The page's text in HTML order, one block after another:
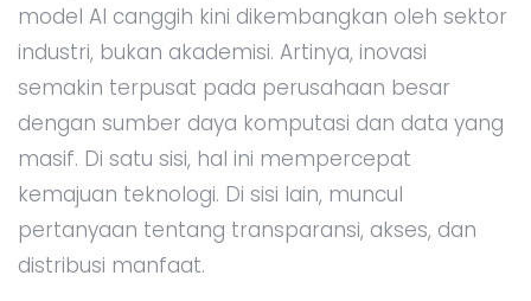
model AI canggih kini dikembangkan oleh sektor
industri, bukan akademisi. Artinya, inovasi
semakin terpusat pada perusahaan besar
dengan sumber daya komputasi dan data yang
masif. Di satu sisi, hal ini mempercepat
kemajuan teknologi. Di sisi lain, muncul
pertanyaan tentang transparansi, akses, dan
distribusi manfaat.